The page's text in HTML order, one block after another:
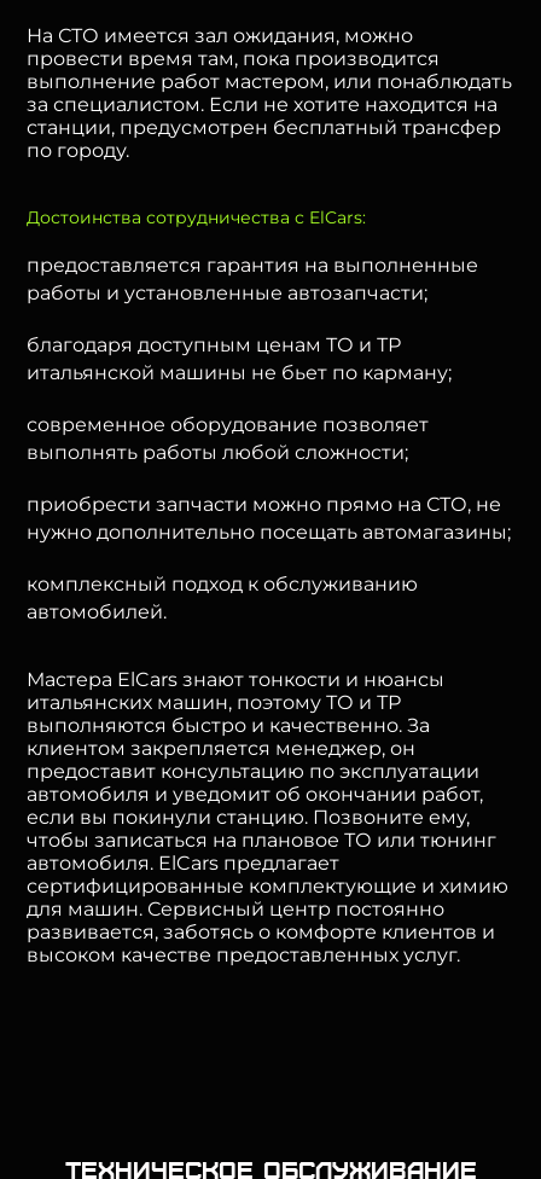
На СТО имеется зал ожидания, можно
провести время там, пока производится
выполнение работ мастером, или понаблюдать
за специалистом. Если не хотите находится на
станции, предусмотрен бесплатный трансфер
по городу.
Достоинства сотрудничества с ElCars:
предоставляется гарантия на выполненные
работы и установленные автозапчасти;
благодаря доступным ценам ТО и ТР
итальянской машины не бьет по карману;
современное оборудование позволяет
выполнять работы любой сложности;
приобрести запчасти можно прямо на СТО, не
нужно дополнительно посещать автомагазины;
комплексный подход к обслуживанию
автомобилей.
Мастера ElCars знают тонкости и нюансы
итальянских машин, поэтому ТО и ТР
выполняются быстро и качественно. За
клиентом закрепляется менеджер, он
предоставит консультацию по эксплуатации
автомобиля и уведомит об окончании работ,
если вы покинули станцию. Позвоните ему,
чтобы записаться на плановое ТО или тюнинг
автомобиля. ElCars предлагает
сертифицированные комплектующие и химию
для машин. Сервисный центр постоянно
развивается, заботясь о комфорте клиентов и
высоком качестве предоставленных услуг.
Техническое обслуживание